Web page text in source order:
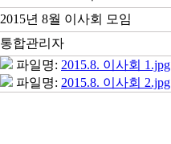
2015년 8월 이사회 모임
통합관리자
파일명: 2015.8. 이사회 1.jpg
파일명: 2015.8. 이사회 2.jpg